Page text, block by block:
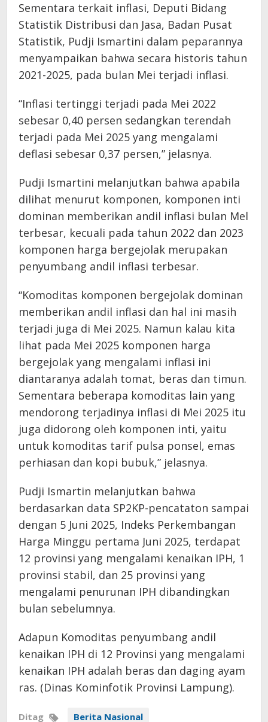
Sementara terkait inflasi, Deputi Bidang
Statistik Distribusi dan Jasa, Badan Pusat
Statistik, Pudji Ismartini dalam peparannya
menyampaikan bahwa secara historis tahun
2021-2025, pada bulan Mei terjadi inflasi.
“Inflasi tertinggi terjadi pada Mei 2022
sebesar 0,40 persen sedangkan terendah
terjadi pada Mei 2025 yang mengalami
deflasi sebesar 0,37 persen,” jelasnya.
Pudji Ismartini melanjutkan bahwa apabila
dilihat menurut komponen, komponen inti
dominan memberikan andil inflasi bulan Mel
terbesar, kecuali pada tahun 2022 dan 2023
komponen harga bergejolak merupakan
penyumbang andil inflasi terbesar.
“Komoditas komponen bergejolak dominan
memberikan andil inflasi dan hal ini masih
terjadi juga di Mei 2025. Namun kalau kita
lihat pada Mei 2025 komponen harga
bergejolak yang mengalami inflasi ini
diantaranya adalah tomat, beras dan timun.
Sementara beberapa komoditas lain yang
mendorong terjadinya inflasi di Mei 2025 itu
juga didorong oleh komponen inti, yaitu
untuk komoditas tarif pulsa ponsel, emas
perhiasan dan kopi bubuk,” jelasnya.
Pudji Ismartin melanjutkan bahwa
berdasarkan data SP2KP-pencataton sampai
dengan 5 Juni 2025, Indeks Perkembangan
Harga Minggu pertama Juni 2025, terdapat
12 provinsi yang mengalami kenaikan IPH, 1
provinsi stabil, dan 25 provinsi yang
mengalami penurunan IPH dibandingkan
bulan sebelumnya.
Adapun Komoditas penyumbang andil
kenaikan IPH di 12 Provinsi yang mengalami
kenaikan IPH adalah beras dan daging ayam
ras. (Dinas Kominfotik Provinsi Lampung).
Ditag Berita Nasional